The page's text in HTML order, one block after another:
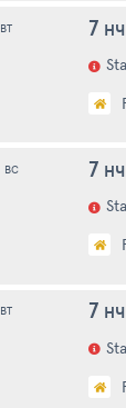
ВТ 7 НЧ
ВС 7 НЧ
ВТ 7 НЧ